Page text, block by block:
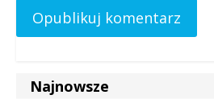
Najnowsze